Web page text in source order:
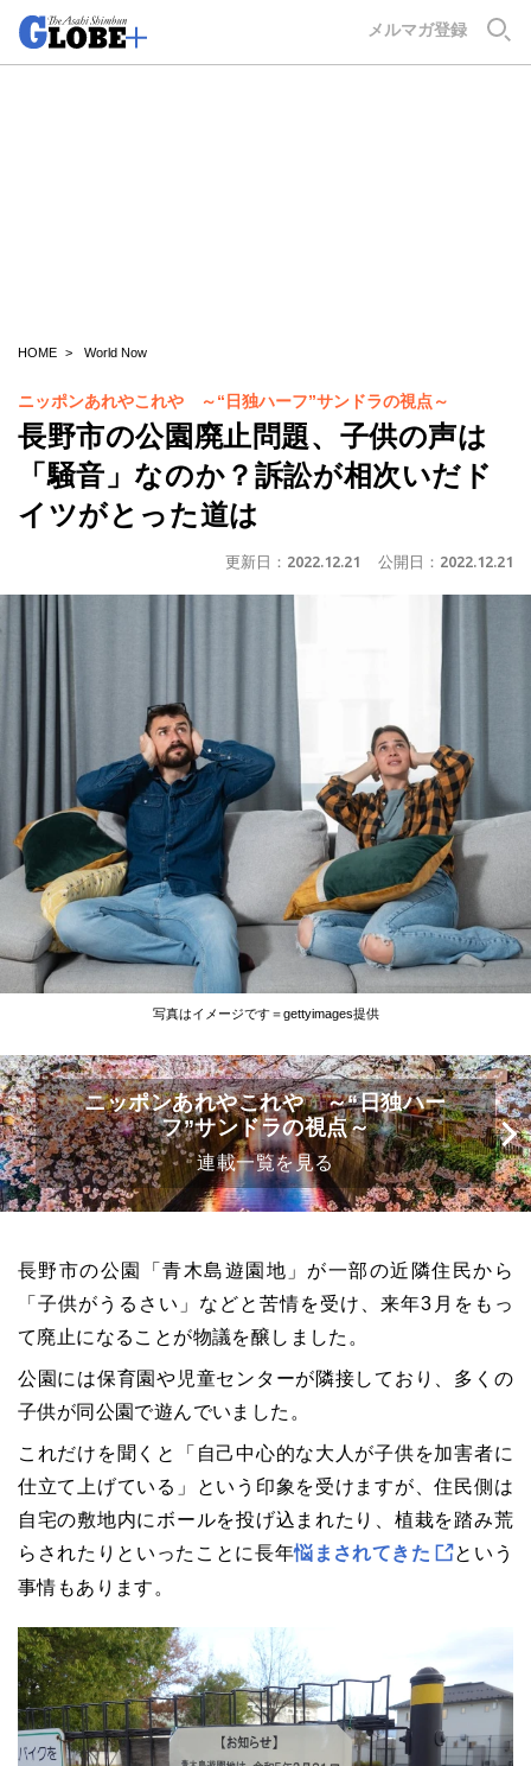
メルマガ登録
HOME World Now
ニッポンあれやこれや ～“日独ハーフ”サンドラの視点～
長野市の公園廃止問題、子供の声は
「騒音」なのか？訴訟が相次いだド
イツがとった道は
更新日： 2022.12.21 公開日： 2022.12.21
写真はイメージです＝gettyimages提供
ニッポンあれやこれや ～“日独ハー
フ”サンドラの視点～
連載一覧を見る
長野市の公園「青木島遊園地」が一部の近隣住民から
「子供がうるさい」などと苦情を受け、来年3月をもっ
て廃止になることが物議を醸しました。
公園には保育園や児童センターが隣接しており、多くの
子供が同公園で遊んでいました。
これだけを聞くと「自己中心的な大人が子供を加害者に
仕立て上げている」という印象を受けますが、住民側は
自宅の敷地内にボールを投げ込まれたり、植栽を踏み荒
らされたりといったことに長年悩まされてきた
という
事情もあります。